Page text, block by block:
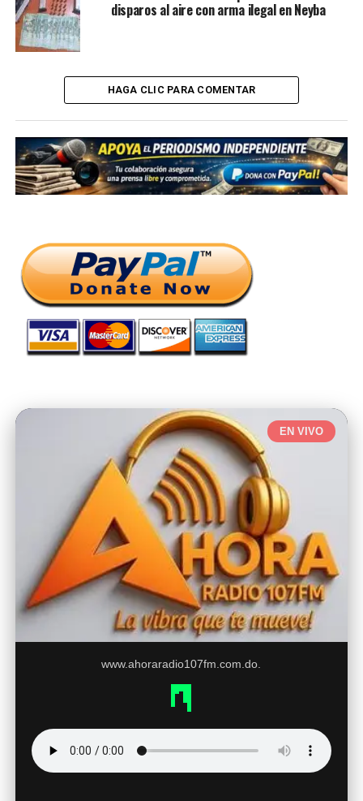
disparos al aire con arma ilegal en Neyba
HAGA CLIC PARA COMENTAR
EN VIVO
www.ahoraradio107fm.com.do.